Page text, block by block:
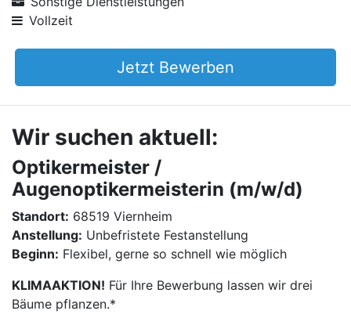
Vollzeit
Jetzt Bewerben
Wir suchen aktuell:
Optikermeister /
Augenoptikermeisterin (m/w/d)
Standort: 68519 Viernheim
Anstellung: Unbefristete Festanstellung
Beginn: Flexibel, gerne so schnell wie möglich
KLIMAAKTION! Für Ihre Bewerbung lassen wir drei
Bäume pflanzen.*